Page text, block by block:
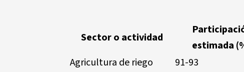
Sector o actividad
estimada
Agricultura de riego
91-93